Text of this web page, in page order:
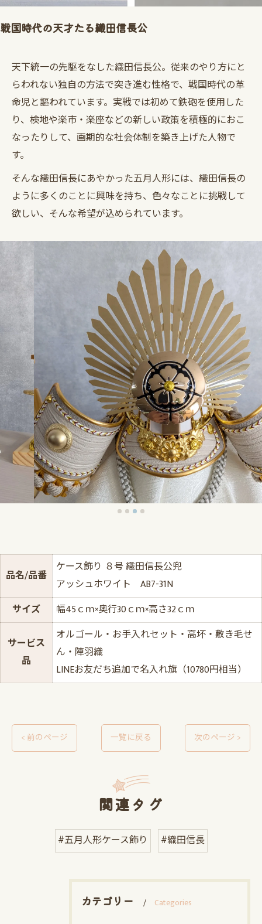
戦国時代の天才たる織田信長公
天下統一の先駆をなした織田信長公。従来のやり方にと
らわれない独自の方法で突き進む性格で、戦国時代の革
命児と謳われています。実戦では初めて鉄砲を使用した
り、検地や楽市・楽座などの新しい政策を積極的におこ
なったりして、画期的な社会体制を築き上げた人物で
す。
そんな織田信長にあやかった五月人形には、織田信長の
ように多くのことに興味を持ち、色々なことに挑戦して
欲しい、そんな希望が込められています。
品名/品番
ケース飾り ８号 織田信長公兜
アッシュホワイト AB7-31N
サイズ
幅45ｃｍ×奥行30ｃｍ×高さ32ｃｍ
サービス
品
オルゴール・お手入れセット・高坏・敷き毛せ
ん・陣羽織
LINEお友だち追加で名入れ旗（10780円相当）
< 前のページ 一覧に戻る 次のページ >
関連タグ
#五月人形ケース飾り #織田信長
カテゴリー Categories